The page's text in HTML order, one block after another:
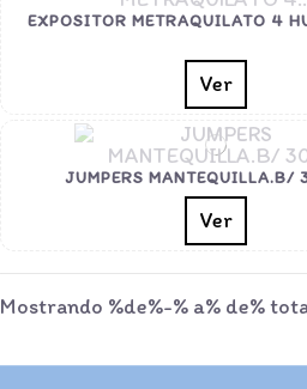
EXPOSITOR METRAQUILATO 4
Ver
JUMPERS MANTEQUILLA.B/
Ver
Mostrando %de%-% a% de%